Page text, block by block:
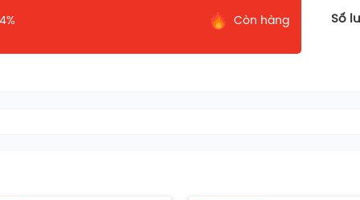
Còn hàng Số